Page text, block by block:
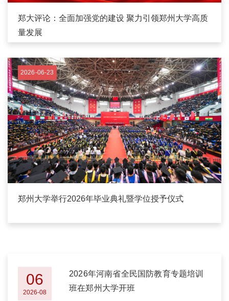
郑大评论：全面加强党的建设 聚力引领郑州大学高质
量发展
2026-06-23
郑州大学举行2026年毕业典礼暨学位授予仪式
06
2026-08
2026年河南省全民国防教育专题培训
班在郑州大学开班